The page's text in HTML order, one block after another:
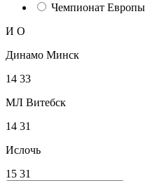
Чемпионат Европы
И О
Динамо Минск
14 33
МЛ Витебск
14 31
Ислочь
15 31